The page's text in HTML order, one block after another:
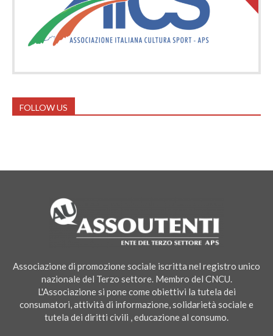
FOLLOW US
Associazione di promozione sociale iscritta nel registro unico
nazionale del Terzo settore. Membro del CNCU.
L'Associazione si pone come obiettivi la tutela dei
consumatori, attività di informazione, solidarietà sociale e
tutela dei diritti civili , educazione al consumo.